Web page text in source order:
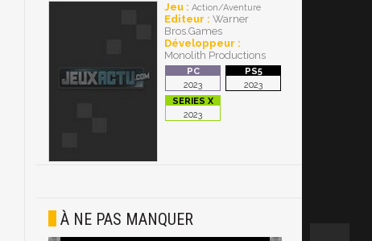
Jeu : Action/Aventure
Editeur : Warner
Bros.Games
Développeur :
Monolith Productions
2023 2023
2023
À NE PAS MANQUER